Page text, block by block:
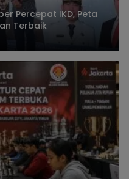
Percepat IKD, Peta
Terbaik